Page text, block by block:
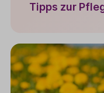
Tipps zur